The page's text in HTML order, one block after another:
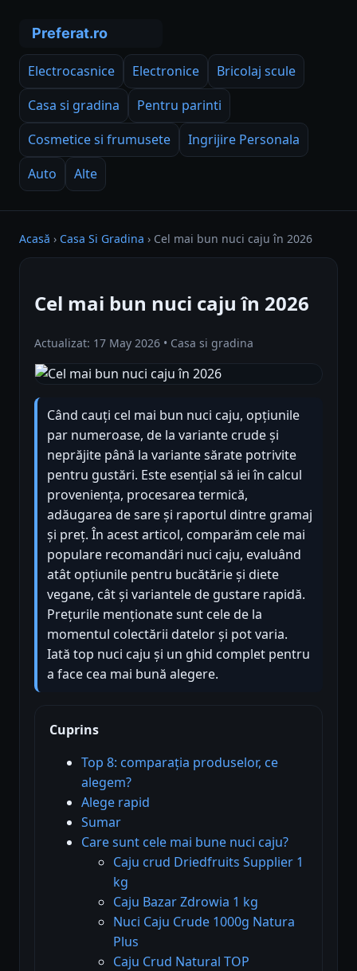
Electrocasnice Electronice
Bricolaj scule
Casa si gradina
Pentru parinti
Cosmetice si frumusete
Ingrijire Personala
Auto
Alte
Acasă › Casa Si Gradina › Cel mai bun nuci caju în 2026
Cel mai bun nuci caju în 2026
Actualizat: 17 May 2026 • Casa si gradina
Când cauți cel mai bun nuci caju, opțiunile
par numeroase, de la variante crude și
neprăjite până la variante sărate potrivite
pentru gustări. Este esențial să iei în calcul
proveniența, procesarea termică,
adăugarea de sare și raportul dintre gramaj
și preț. În acest articol, comparăm cele mai
populare recomandări nuci caju, evaluând
atât opțiunile pentru bucătărie și diete
vegane, cât și variantele de gustare rapidă.
Prețurile menționate sunt cele de la
momentul colectării datelor și pot varia.
Iată top nuci caju și un ghid complet pentru
a face cea mai bună alegere.
Cuprins
Top 8: comparația produselor, ce
alegem?
Alege rapid
Sumar
Care sunt cele mai bune nuci caju?
Caju crud Driedfruits Supplier 1
kg
Caju Bazar Zdrowia 1 kg
Nuci Caju Crude 1000g Natura
Plus
Caju Crud Natural TOP